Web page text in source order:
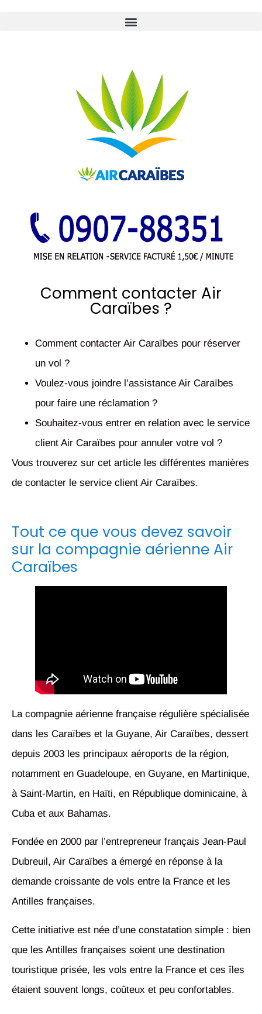
Comment contacter Air
Caraïbes ?
Comment contacter Air Caraïbes pour réserver
un vol ?
Voulez-vous joindre l’assistance Air Caraïbes
pour faire une réclamation ?
Souhaitez-vous entrer en relation avec le service
client Air Caraïbes pour annuler votre vol ?
Vous trouverez sur cet article les différentes manières
de contacter le service client Air Caraïbes.
Tout ce que vous devez savoir
sur la compagnie aérienne Air
Caraïbes
La compagnie aérienne française régulière spécialisée
dans les Caraïbes et la Guyane, Air Caraïbes, dessert
depuis 2003 les principaux aéroports de la région,
notamment en Guadeloupe, en Guyane, en Martinique,
à Saint-Martin, en Haïti, en République dominicaine, à
Cuba et aux Bahamas.
Fondée en 2000 par l’entrepreneur français Jean-Paul
Dubreuil, Air Caraïbes a émergé en réponse à la
demande croissante de vols entre la France et les
Antilles françaises.
Cette initiative est née d’une constatation simple : bien
que les Antilles françaises soient une destination
touristique prisée, les vols entre la France et ces îles
étaient souvent longs, coûteux et peu confortables.